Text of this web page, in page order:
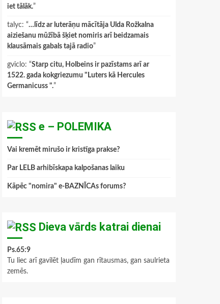
iet tālāk.”
talyc: “…līdz ar luterāņu mācītāja Ulda Rožkalna
aiziešanu mūžībā šķiet nomiris arī beidzamais
klausāmais gabals tajā radio”
gviclo: “Starp citu, Holbeins ir pazīstams arī ar
1522. gada kokgriezumu "Luters kā Hercules
Germanicuss ".”
e – POLEMIKA
Vai kremēt mirušo ir kristīga prakse?
Par LELB arhibīskapa kalpošanas laiku
Kāpēc "nomira" e-BAZNĪCAs forums?
Dieva vārds katrai dienai
Ps.65:9
Tu liec arī gavilēt ļaudīm gan rītausmas, gan saulrieta
zemēs.